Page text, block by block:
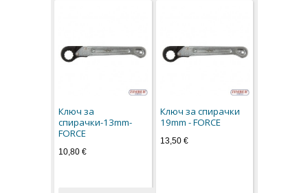
Ключ за
спирачки-13mm-
FORCE
10,80 €
Ключ за спирачки
19mm - FORCE
13,50 €